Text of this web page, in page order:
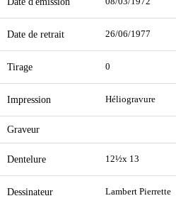
Date de retrait 26/06/1977
Tirage 0
Impression Héliogravure
Graveur
Dentelure 12½x 13
Dessinateur Lambert Pierrette